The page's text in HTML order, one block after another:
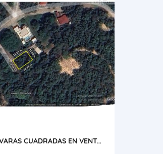
TERRENO DE 500 VARAS CUADRADAS EN VENTA EN ROCA DE ARIOS